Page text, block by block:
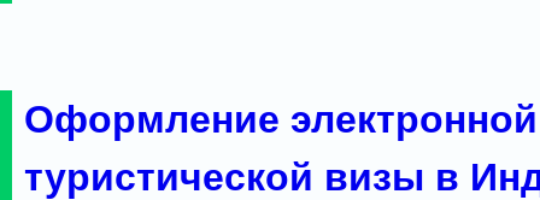
Оформление электронной
туристической визы в